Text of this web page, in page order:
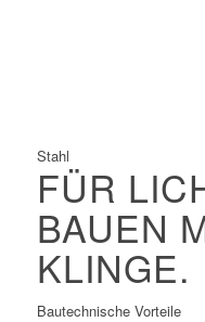
Stahl
FÜR
BAUEN
KLINGE.
Bautechnische Vorteile